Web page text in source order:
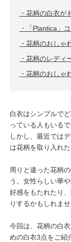
花柄の白衣が
「Plantica」
花柄のおしゃ
花柄のレディ
花柄のおしゃ
白衣はシンプルで
っている人もいるで
しかし、最近では
は花柄を取り入れ
周りと違った花柄
う。女性らしい華
好感をもたれたり
りするかもしれませ
今回は、花柄の白
めの白衣3点をご紹